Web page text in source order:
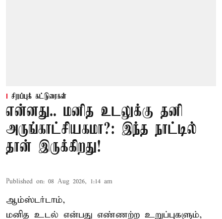
சிறப்புக் கட்டுரைகள்
என்னது.. மனித உடலுக்கு தனி
அருங்காட்சியகமா?: இந்த நாட்டில்
தான் இருக்கிறது!
Published on: 08 Aug 2026, 1:14 am
ஆம்ஸ்டர்டாம்,
மனித உடல் என்பது எண்ணற்ற உறுப்புகளும்,